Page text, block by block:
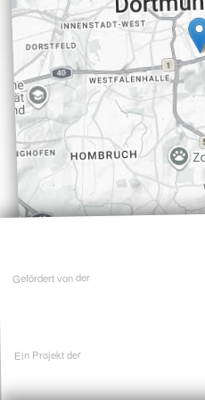
Gefördert von der
Ein Projekt der